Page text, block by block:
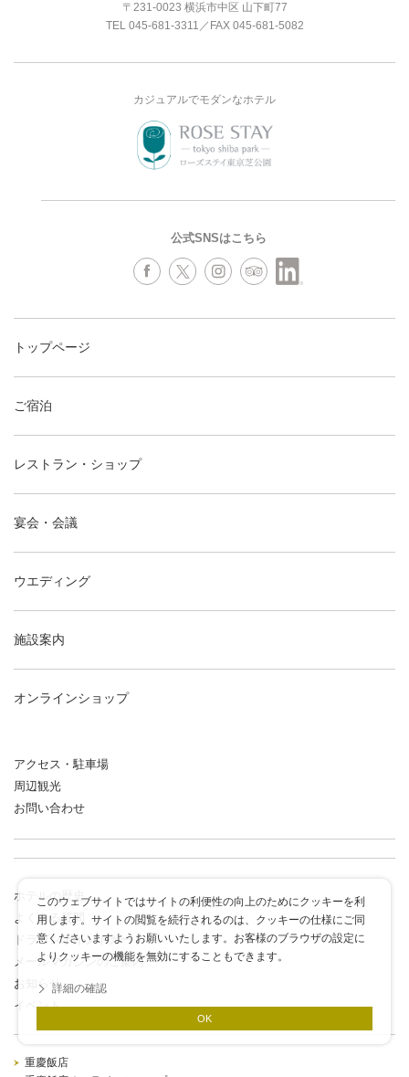
このウェブサイトではサイトの利便性の向上のためにクッキーを利
用します。サイトの閲覧を続行されるのは、クッキーの仕様にご同
意くださいますようお願いいたします。お客様のブラウザの設定に
よりクッキーの機能を無効にすることもできます。
詳細の確認
OK
〒231-0023 横浜市中区 山下町77
TEL 045-681-3311 ／FAX 045-681-5082
カジュアルでモダンなホテル
公式SNSはこちら
トップページ
ご宿泊
レストラン・ショップ
宴会・会議
ウエディング
施設案内
オンラインショップ
アクセス・駐車場
周辺観光
お問い合わせ
ホテルの歴史
よくある質問
ドラゴンポイントカード
メールマガジンのご案内
お知らせ
イベント
重慶飯店